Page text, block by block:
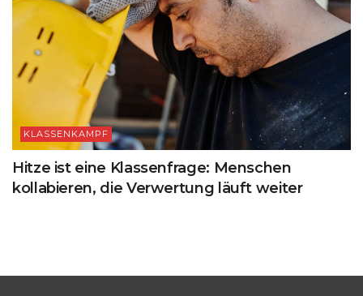
KLASSENKAMPF
Hitze ist eine Klassenfrage: Menschen
kollabieren, die Verwertung läuft weiter